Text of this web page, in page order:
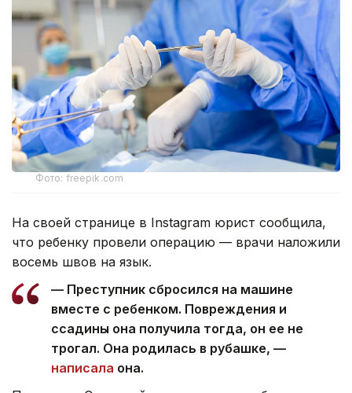
Фото: freepik.com
На своей странице в Instagram юрист сообщила,
что ребенку провели операцию — врачи наложили
восемь швов на язык.
— Преступник сбросился на машине
вместе с ребенком. Повреждения и
ссадины она получила тогда, он ее не
трогал. Она родилась в рубашке, —
написала она.